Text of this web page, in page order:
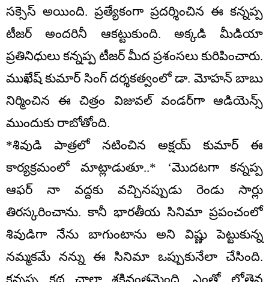
సక్సెస్ అయింది. ప్రత్యేకంగా ప్రదర్శించిన ఈ కన్నప్ప
టీజర్ అందరినీ ఆకట్టుకుంది. అక్కడి మీడియా
ప్రతినిధులు కన్నప్ప టీజర్ మీద ప్రశంసలు కురిపించారు.
ముఖేష్ కుమార్ సింగ్ దర్శకత్వంలో డా. మోహన్ బాబు
నిర్మించిన ఈ చిత్రం విజువల్ వండర్‌గా ఆడియెన్స్
ముందుకు రాబోతోంది.
*శివుడి పాత్రలో నటించిన అక్షయ్ కుమార్ ఈ
కార్యక్రమంలో మాట్లాడుతూ..* ‘మొదటగా కన్నప్ప
ఆఫర్ నా వద్దకు వచ్చినప్పుడు రెండు సార్లు
తిరస్కరించాను. కానీ భారతీయ సినిమా ప్రపంచంలో
శివుడిగా నేను బాగుంటాను అని విష్ణు పెట్టుకున్న
నమ్మకమే నన్ను ఈ సినిమా ఒప్పుకునేలా చేసింది.